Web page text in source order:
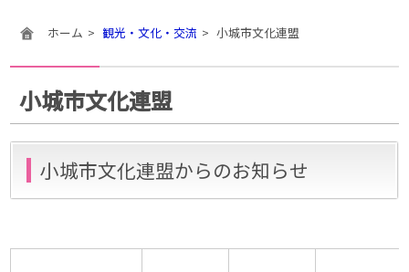
ホーム 観光・文化・交流 小城市文化連盟
小城市文化連盟
小城市文化連盟からのお知らせ